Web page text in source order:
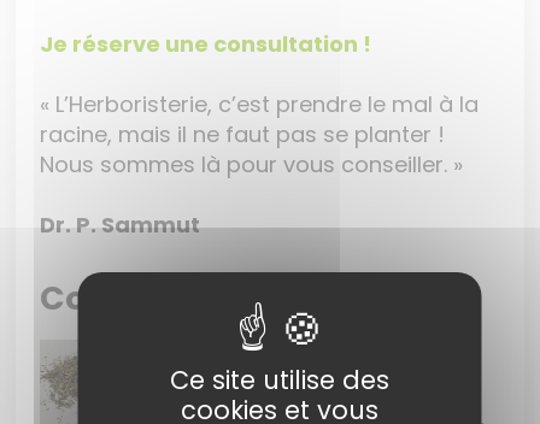
Je réserve une consultation !
« L’Herboristerie, c’est prendre le mal à la
racine, mais il ne faut pas se planter !
Nous sommes là pour vous conseiller. »
Dr. P. Sammut
Composition
Epilobe à petite fleur BIO
L'Épilobe à petite fleur est anti-
Ce site utilise des
cookies et vous